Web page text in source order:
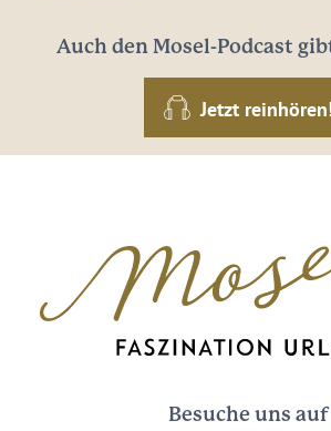
Auch den Mosel-Podcast
Jetzt
Besuche uns auf